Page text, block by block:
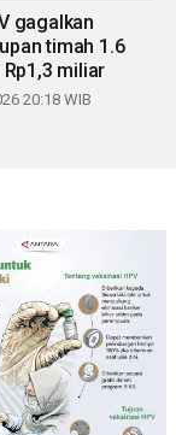
gagalkan
timah 1.6
miliar
20:18 WIB